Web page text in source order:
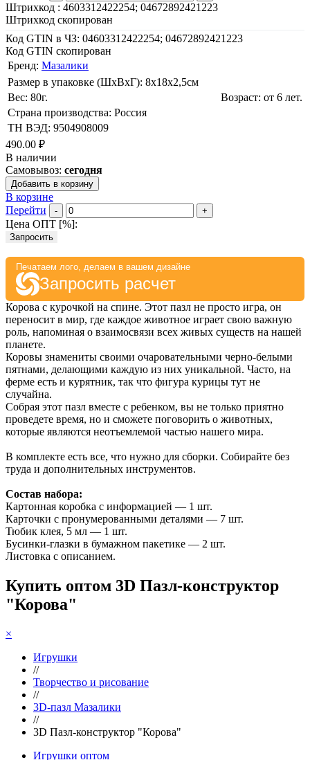
Штрихкод : 4603312422254; 04672892421223
Штрихкод скопирован
Код GTIN в ЧЗ: 04603312422254; 04672892421223
Код GTIN скопирован
Бренд: Мазалики
Размер в упаковке (ШхВxГ): 8х18х2,5cм
Вес: 80г.
Возраст: от 6 лет.
Страна производства: Россия
ТН ВЭД: 9504908009
490.00 ₽
В наличии
Самовывоз: сегодня
Добавить в корзину
В корзине
Перейти
- +
Цена ОПТ [%]:
Запросить
Печатаем лого, делаем в вашем дизайне
Запросить расчет
Корова с курочкой на спине. Этот пазл не просто игра, он
переносит в мир, где каждое животное играет свою важную
роль, напоминая о взаимосвязи всех живых существ на нашей
планете.
Коровы знамениты своими очаровательными черно-белыми
пятнами, делающими каждую из них уникальной. Часто, на
ферме есть и курятник, так что фигура курицы тут не
случайна.
Собрая этот пазл вместе с ребенком, вы не только приятно
проведете время, но и сможете поговорить о животных,
которые являются неотъемлемой частью нашего мира.
В комплекте есть все, что нужно для сборки. Собирайте без
труда и дополнительных инструментов.
Состав набора:
Картонная коробка с информацией — 1 шт.
Карточки с пронумерованными деталями — 7 шт.
Тюбик клея, 5 мл — 1 шт.
Бусинки-глазки в бумажном пакетике — 2 шт.
Листовка с описанием.
Купить оптом 3D Пазл-конструктор
"Корова"
×
Игрушки
//
Творчество и рисование
//
3D-пазл Мазалики
//
3D Пазл-конструктор "Корова"
Игрушки оптом